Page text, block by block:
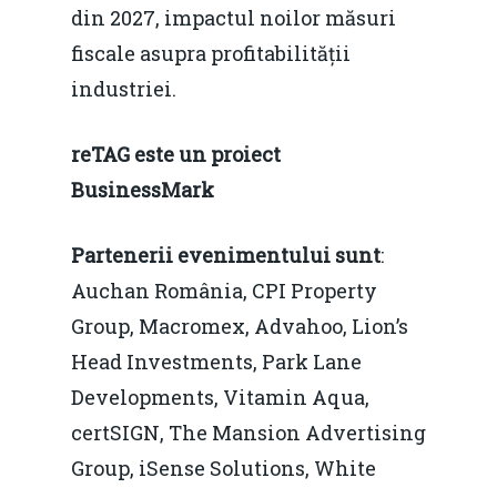
din 2027, impactul noilor măsuri
fiscale asupra profitabilității
industriei.
reTAG este un proiect
BusinessMark
Partenerii evenimentului sunt:
Auchan România, CPI Property
Group, Macromex, Advahoo, Lion’s
Head Investments, Park Lane
Developments, Vitamin Aqua,
certSIGN, The Mansion Advertising
Group, iSense Solutions, White
Home
Foto
Modelul economic
România – orizont
resurselor naturale
Piaţa gazelor naturale:
predictibilitate,
Video
Marea Neagră în Noua
economie
Politici Europene în
EM360 Talk
Contact
Burse pentru